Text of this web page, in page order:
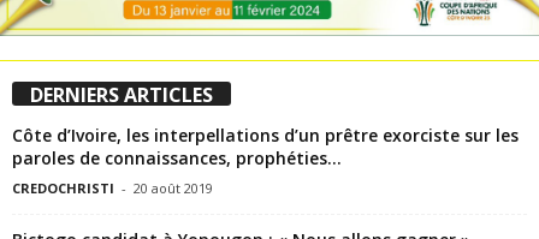
DERNIERS ARTICLES
Côte d’Ivoire, les interpellations d’un prêtre exorciste sur les
paroles de connaissances, prophéties…
CREDOCHRISTI - 20 août 2019